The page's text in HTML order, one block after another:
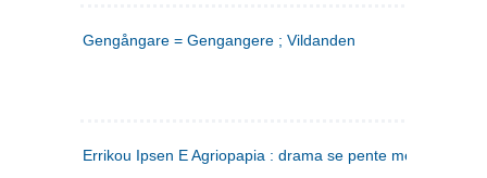
Gengångare = Gengangere ; Vildanden
Errikou Ipsen E Agriopapia : drama se pente mere